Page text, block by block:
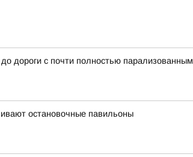
дороги с почти полностью
остановочные павильоны